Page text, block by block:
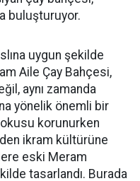
buluşturuyor.
uygun şekilde
Aile Çay Bahçesi,
aynı zamanda
yönelik önemli bir
korunurken
ikram kültürüne
eski Meram
tasarlandı. Burada